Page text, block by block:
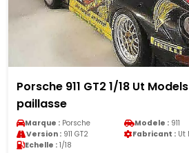
Porsche 911 GT2 1/18 Ut
paillasse
Marque : Porsche Modele : 911
Version : 911 GT2 Fabricant : Ut
Echelle : 1/18